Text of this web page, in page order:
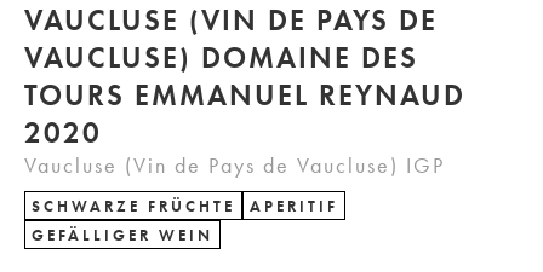
VAUCLUSE (VIN DE PAYS DE
VAUCLUSE) DOMAINE DES
TOURS EMMANUEL REYNAUD
2020
Vaucluse (Vin de Pays de Vaucluse) IGP
SCHWARZE FRÜCHTE
APERITIF
GEFÄLLIGER WEIN